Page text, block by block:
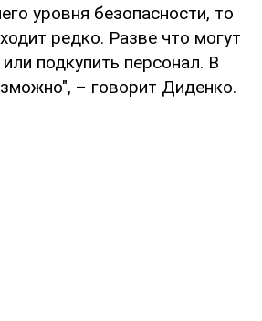
уровня безопасности, то
редко. Разве что могут
подкупить персонал. В
– говорит Диденко.